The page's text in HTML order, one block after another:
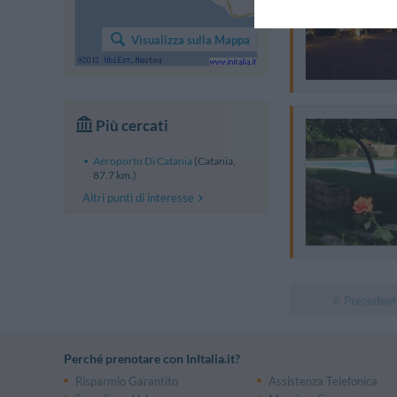
Visualizza sulla Mappa
Più cercati
Aeroporto Di Catania (Catania,
87.7 km.)
Altri punti di interesse
Perché prenotare con InItalia.it?
Risparmio Garantito Assistenza Telefonica